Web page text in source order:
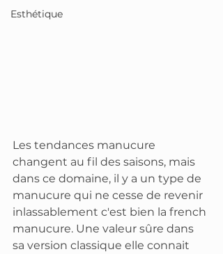
Esthétique
Les tendances manucure
changent au fil des saisons, mais
dans ce domaine, il y a un type de
manucure qui ne cesse de revenir
inlassablement c'est bien la french
manucure. Une valeur sûre dans
sa version classique elle connait